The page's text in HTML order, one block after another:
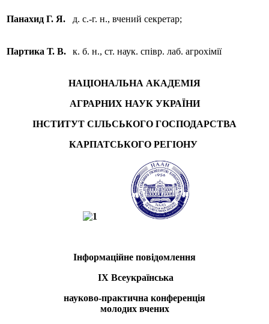
Панахид Г. Я. д. с.-г. н., вчений секретар;
Партика Т. В. к. б. н., ст. наук. співр. лаб. агрохімії
НАЦІОНАЛЬНА АКАДЕМІЯ
АГРАРНИХ НАУК УКРАЇНИ
ІНСТИТУТ СІЛЬСЬКОГО ГОСПОДАРСТВА
КАРПАТСЬКОГО РЕГІОНУ
Інформаційне повідомлення
IХ Всеукраїнська
науково-практична конференція
молодих вчених